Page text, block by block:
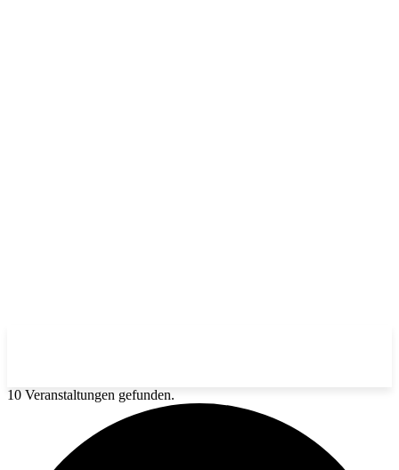
10 Veranstaltungen gefunden.